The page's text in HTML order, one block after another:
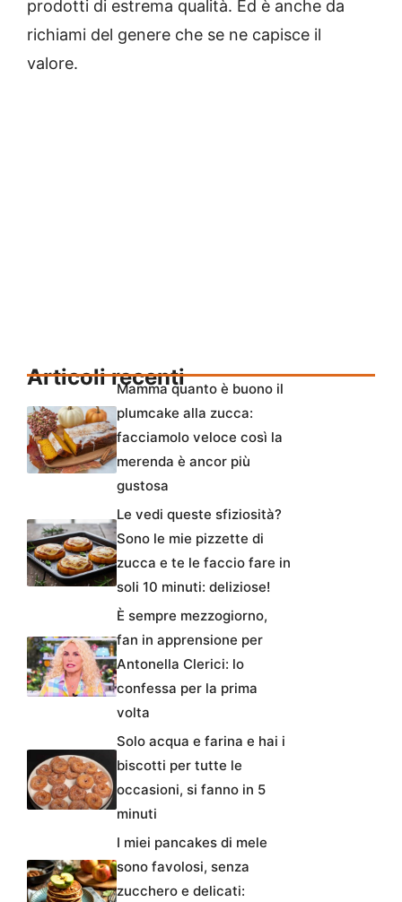
prodotti di estrema qualità. Ed è anche da
richiami del genere che se ne capisce il
valore.
Articoli recentiMamma quanto è buono il
plumcake alla zucca:
facciamolo veloce così la
merenda è ancor più
gustosa
Le vedi queste sfiziosità?
Sono le mie pizzette di
zucca e te le faccio fare in
soli 10 minuti: deliziose!
È sempre mezzogiorno,
fan in apprensione per
Antonella Clerici: lo
confessa per la prima
volta
Solo acqua e farina e hai i
biscotti per tutte le
occasioni, si fanno in 5
minuti
I miei pancakes di mele
sono favolosi, senza
zucchero e delicati: